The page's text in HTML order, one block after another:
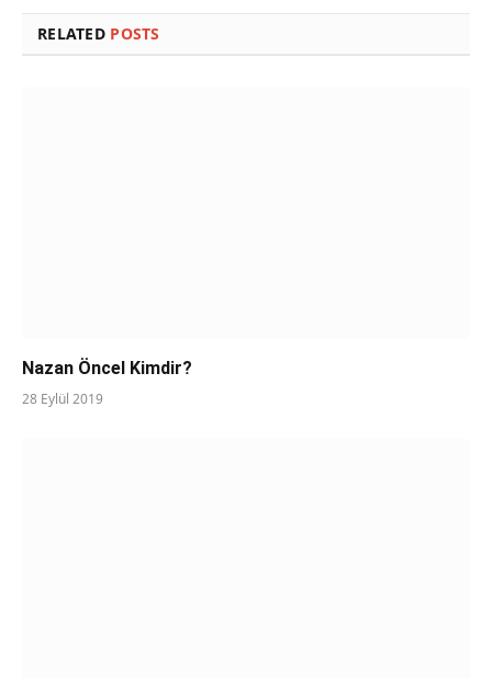
RELATED POSTS
Nazan Öncel Kimdir?
28 Eylül 2019